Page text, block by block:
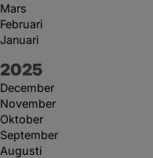
Mars
Februari
Januari
År:
2025
December
November
Oktober
September
Augusti